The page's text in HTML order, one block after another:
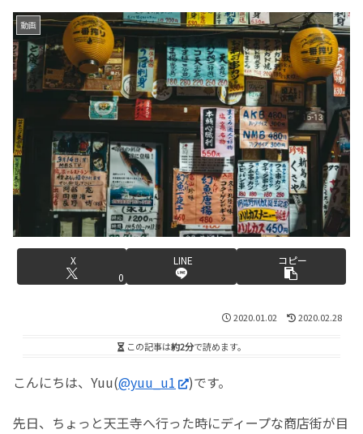
動画
X
0
LINE コピー
2020.01.02 2020.02.28
この記事は約2分で読めます。
こんにちは、Yuu(@yuu_u1 )です。
先日、ちょっと天王寺へ行った時にディープな商店街が目